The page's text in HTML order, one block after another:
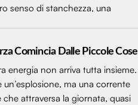
senso di stanchezza, una
Comincia Dalle Piccole Cose
energia non arriva tutta insieme.
un’esplosione, ma una corrente
che attraversa la giornata, quasi